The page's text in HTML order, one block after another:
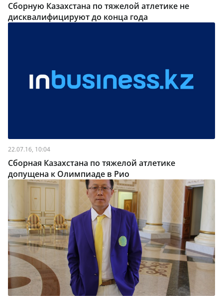
Сборную Казахстана по тяжелой атлетике не
дисквалифицируют до конца года
22.07.16, 10:04
Сборная Казахстана по тяжелой атлетике
допущена к Олимпиаде в Рио